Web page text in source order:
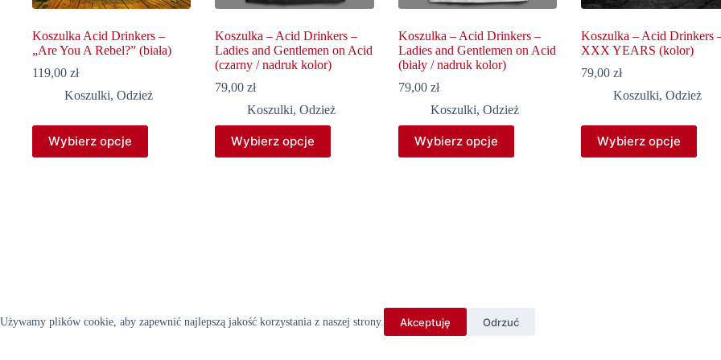
Używamy plików cookie, aby zapewnić najlepszą jakość korzystania z naszej strony. Akceptuję Odrzuć
Koszulka Acid Drinkers –
„Are You A Rebel?” (biała)
119,00 zł
Koszulki, Odzież
Wybierz opcje
Ten
produkt
ma
Koszulka – Acid Drinkers –
Ladies and Gentlemen on Acid
(czarny / nadruk kolor)
79,00zł
Koszulki,Odzież
Wybierz opcje
Ten
produkt
ma
Koszulka – Acid Drinkers –
Ladies and Gentlemen on Acid
(biały / nadruk kolor)
79,00 zł
Koszulki, Odzież
Wybierz opcje
Ten
produkt
ma
Koszulka – Acid Drinkers
XXX YEARS (kolor)
79,00 zł
Koszulki, Odzież
Wybierz opcje
Ten
produkt
ma